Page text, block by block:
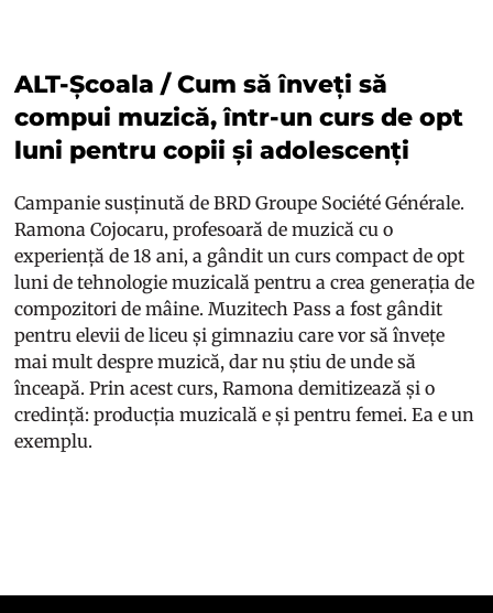
ALT-Școala / Cum să înveți să
compui muzică, într-un curs de opt
luni pentru copii și adolescenți
Campanie susținută de BRD Groupe Société Générale.
Ramona Cojocaru, profesoară de muzică cu o
experiență de 18 ani, a gândit un curs compact de opt
luni de tehnologie muzicală pentru a crea generația de
compozitori de mâine. Muzitech Pass a fost gândit
pentru elevii de liceu și gimnaziu care vor să învețe
mai mult despre muzică, dar nu știu de unde să
înceapă. Prin acest curs, Ramona demitizează și o
credință: producția muzicală e și pentru femei. Ea e un
exemplu.